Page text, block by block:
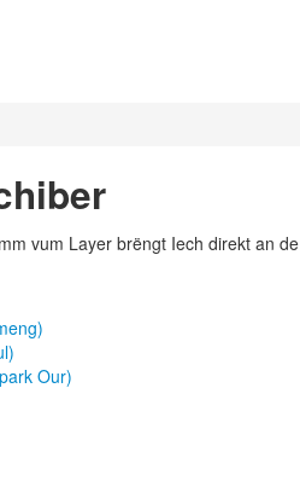
vum Layer brëngt Iech direkt an de
Our)